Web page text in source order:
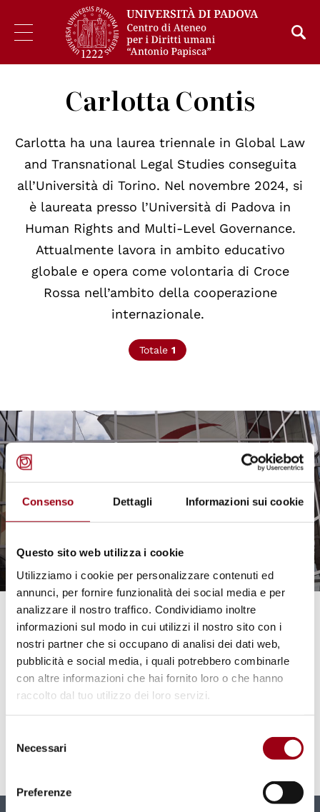
Consenso Dettagli Informazioni sui cookie
Questo sito web utilizza i cookie
Utilizziamo i cookie per personalizzare contenuti ed
annunci, per fornire funzionalità dei social media e per
analizzare il nostro traffico. Condividiamo inoltre
informazioni sul modo in cui utilizzi il nostro sito con i
nostri partner che si occupano di analisi dei dati web,
pubblicità e social media, i quali potrebbero combinarle
con altre informazioni che hai fornito loro o che hanno
raccolto dal tuo utilizzo dei loro servizi.
delNecessari
Preferenze
Carlotta Contis
Carlotta ha una laurea triennale in Global Law
and Transnational Legal Studies conseguita
all’Università di Torino. Nel novembre 2024, si
è laureata presso l’Università di Padova in
Human Rights and Multi-Level Governance.
Attualmente lavora in ambito educativo
globale e opera come volontaria di Croce
Rossa nell’ambito della cooperazione
internazionale.
Totale 1
© Centro diritti umani - Università di Padova
DIRITTO UMANITARIO
La sofferenza morale e la
protezione dei prigionieri di
guerra: l'Agenzia Centrale delle
Ricerche dalla guerra franco-